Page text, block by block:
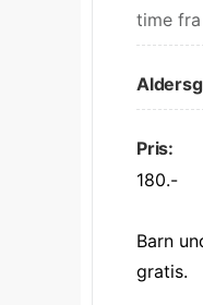
time fra
Pris:
180.-
Barn
gratis.